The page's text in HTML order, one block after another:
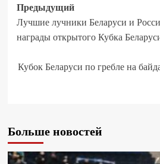
Предыдущий
Лучшие лучники Беларуси и
награды открытого Кубка
Кубок Беларуси по гребле на
Больше новостей